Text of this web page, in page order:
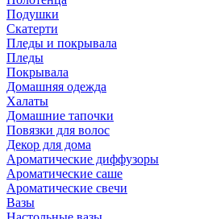
Подушки
Скатерти
Пледы и покрывала
Пледы
Покрывала
Домашняя одежда
Халаты
Домашние тапочки
Повязки для волос
Декор для дома
Ароматические диффузоры
Ароматические саше
Ароматические свечи
Вазы